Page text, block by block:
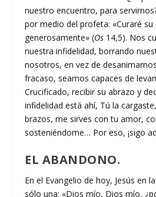
nuestro encuentro, para
por medio del profeta: «Curaré
generosamente» (Os 14,5). Nos
nuestra infidelidad, borrando
nosotros, en vez de
fracaso, seamos capaces de
Crucificado, recibir su abrazo y
infidelidad está ahí, Tú la
brazos, me sirves con tu amor,
sosteniéndome… Por eso, ¡sigo
EL ABANDONO.
En el Evangelio de hoy, Jesús en
sólo una: «Dios mío, Dios mío,